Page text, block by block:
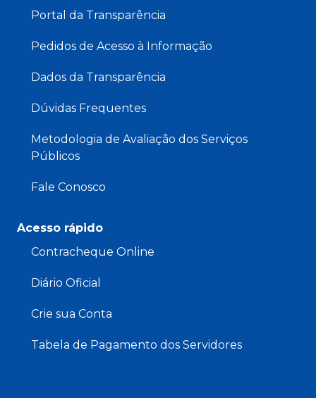
Portal da Transparência
Pedidos de Acesso à Informação
Dados da Transparência
Dúvidas Frequentes
Metodologia de Avaliação dos Serviços
Públicos
Fale Conosco
Acesso rápido
Contracheque Online
Diário Oficial
Crie sua Conta
Tabela de Pagamento dos Servidores